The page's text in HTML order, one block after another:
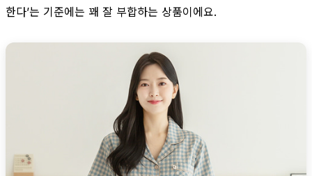
한다’는 기준에는 꽤 잘 부합하는 상품이에요.